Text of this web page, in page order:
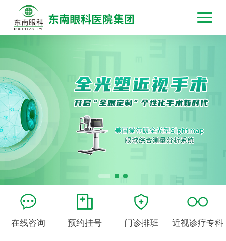
在线咨询 预约挂号 门诊排班 近视诊疗专科